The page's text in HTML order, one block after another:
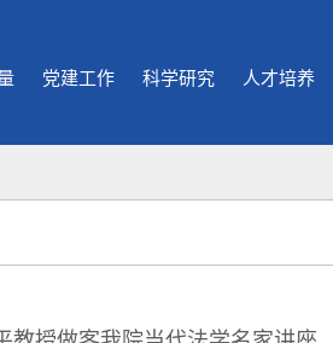
党建工作 科学研究 人才培养